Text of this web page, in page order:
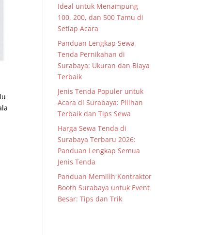
Ideal untuk Menampung
100, 200, dan 500 Tamu di
Setiap Acara
Panduan Lengkap Sewa
Tenda Pernikahan di
Surabaya: Ukuran dan Biaya
Terbaik
Jenis Tenda Populer untuk
Acara di Surabaya: Pilihan
Terbaik dan Tips Sewa
Harga Sewa Tenda di
Surabaya Terbaru 2026:
Panduan Lengkap Semua
Jenis Tenda
Panduan Memilih Kontraktor
Booth Surabaya untuk Event
Besar: Tips dan Trik